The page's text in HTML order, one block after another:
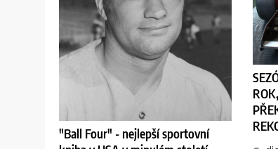
"Ball Four" - nejlepší sportovní